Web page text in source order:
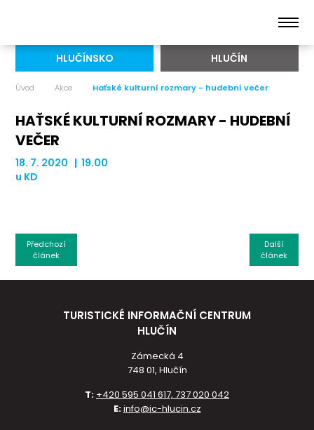
HLUČÍNSKO HLUČÍN
Úvod Akce Haťské kulturní rozmary - hudební večer
HAŤSKÉ KULTURNÍ ROZMARY - HUDEBNÍ
VEČER
18. 7. 2020 | 19.00
u KD
Další
článek
Předchozí
článek
TURISTICKÉ INFORMAČNÍ CENTRUM
HLUČÍN
Zámecká 4
748 01, Hlučín
T: +420 595 041 617, 737 020 042
E:info@ic-hlucin.cz